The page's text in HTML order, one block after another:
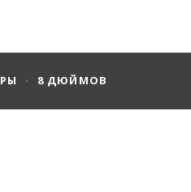
8 ДЮЙМОВ